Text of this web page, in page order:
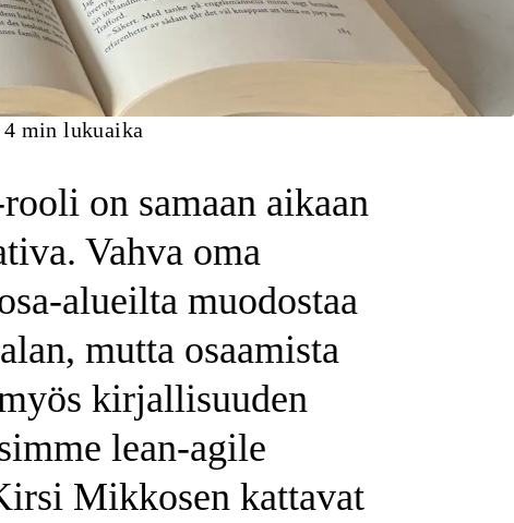
4 min lukuaika
on samaan aikaan
Vahva oma
alueilta muodostaa
mutta osaamista
kirjallisuuden
lean-agile
Mikkosen kattavat